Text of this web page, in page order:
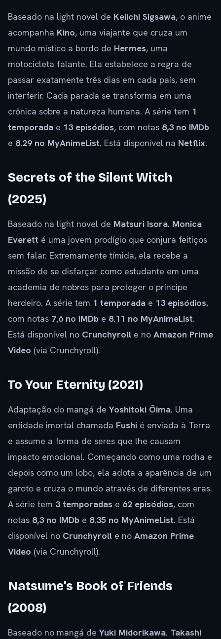
Baseado na light novel de Keiichi Sigsawa, o anime
acompanha Kino, uma viajante que cruza um
mundo místico a bordo de Hermes, uma
motocicleta falante. Ela estabelece a regra de
passar exatamente três dias em cada país, sem
interferir. Cada parada se transforma em uma
crônica sobre a natureza humana. A série tem 1
temporada e 13 episódios, com notas 8,3 no IMDb
e 8.29 no MyAnimeList. Está disponível na Netflix.
Secrets of the Silent Witch
(2025)
Baseado na light novel de Matsuri Isora. Monica
Everett é uma jovem prodígio que conjura feitiços
sem falar. Extremamente tímida, ela recebe a
missão de se disfarçar como estudante em uma
academia de nobres para proteger o príncipe
herdeiro. A série tem 1 temporada e 13 episódios,
com notas 7,6 no IMDb e 8.11 no MyAnimeList.
Está disponível no Crunchyroll e no Amazon Prime
Video (via Crunchyroll).
To Your Eternity (2021)
Adaptação do mangá deYoshitoki Ōima. Uma
entidade imortal chamada Fushi é enviada à Terra
e assume a forma de seres que lhe causam
impacto emocional. Começando como uma rocha e
depois como um lobo, ela adota a aparência de um
garoto e cruza o mundo através de diferentes eras.
A série tem 3 temporadas e 62 episódios, com
notas 8,3 no IMDb e 8.35 no MyAnimeList. Está
disponível no Crunchyroll e no Amazon Prime
Video (via Crunchyroll).
Natsume’s Book of Friends
(2008)
Baseado no mangá deYuki Midorikawa. Takashi